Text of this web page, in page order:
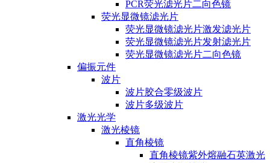
PCR荧光滤光片二向色镜
荧光显微镜滤光片
荧光显微镜滤光片激发滤光片
荧光显微镜滤光片发射滤光片
荧光显微镜滤光片二向色镜
偏振元件
波片
波片胶合零级波片
波片多级波片
激光光学
激光棱镜
直角棱镜
直角棱镜紫外熔融石英激光